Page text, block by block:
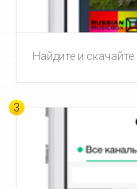
Найдите и
3